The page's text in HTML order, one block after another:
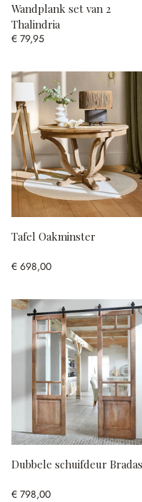
Wandplank set van 2
Thalindria
€ 79,95
Tafel Oakminster
€ 698,00
Dubbele schuifdeur Bradas
€ 798,00